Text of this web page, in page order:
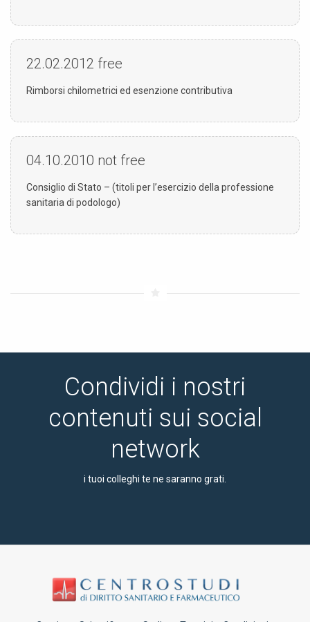
22.02.2012 free
Rimborsi chilometrici ed esenzione contributiva
04.10.2010 not free
Consiglio di Stato – (titoli per l’esercizio della professione
sanitaria di podologo)
Condividi i nostri
contenuti sui social
network
i tuoi colleghi te ne saranno grati.